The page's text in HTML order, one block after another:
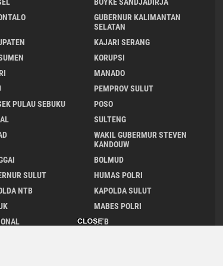
BOYKE SANDJADIRJA
GUBERNUR KALIMANTAN
SELATAN
KAJARI SERANG
KORUPSI
MANADO
PEMPROV SULUT
PULAU SEBUKU
POSO
SULTENG
WAKIL GUBERMUR STEVEN
KANDOUW
BOLMUD
SULUT
HUMAS POLRI
NTB
KAPOLDA SULUT
MABES POLRI
NTB